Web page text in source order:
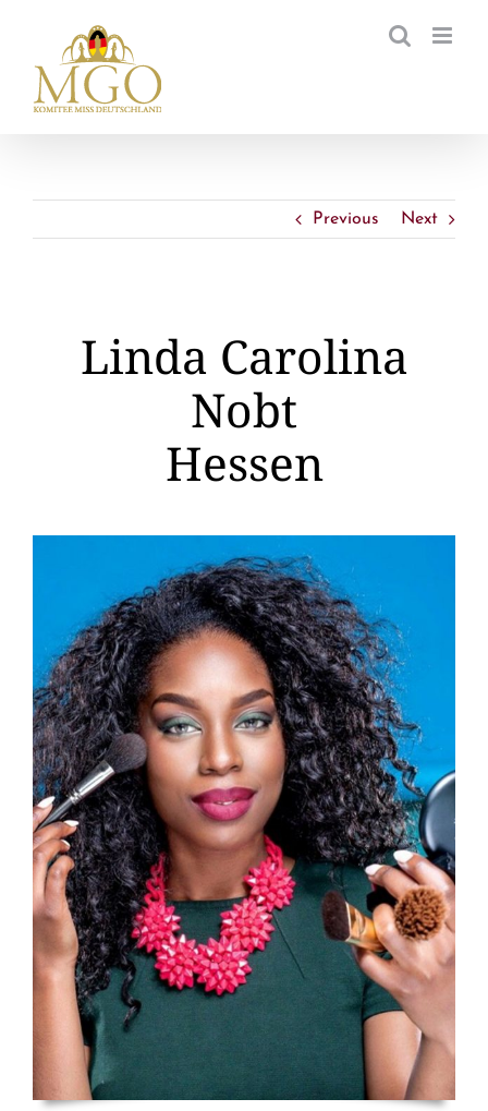
springen
Previous Next
Linda Carolina
Nobt
Hessen